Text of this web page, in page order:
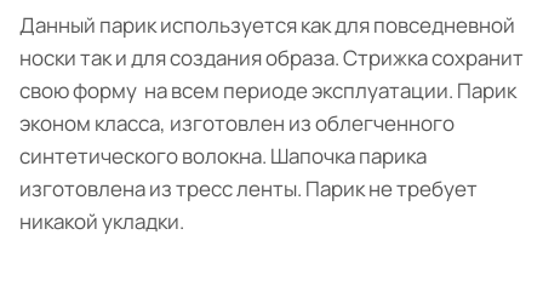
Данный парик используется как для повседневной
носки так и для создания образа. Стрижка сохранит
свою форму на всем периоде эксплуатации. Парик
эконом класса, изготовлен из облегченного
синтетического волокна. Шапочка парика
изготовлена из тресс ленты. Парик не требует
никакой укладки.